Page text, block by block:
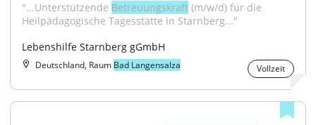
"...Unterstützende Betreuungskraft (m/w/d) für die
Heilpädagogische Tagesstätte in Starnberg..."
Lebenshilfe Starnberg gGmbH
Deutschland, Raum Bad Langensalza Vollzeit